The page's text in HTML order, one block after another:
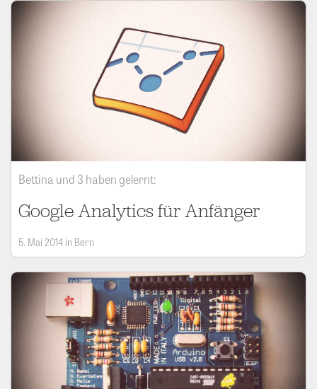
Bettina und 3 haben gelernt:
Google Analytics für Anfänger
5. Mai 2014 in Bern